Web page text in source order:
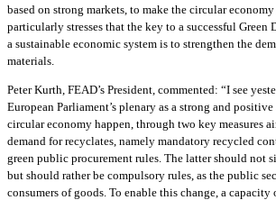
based on strong markets, to make the circular
particularly stresses that the key to a successful Green
a sustainable economic system is to strengthen the
materials.
Peter Kurth, FEAD’s President, commented: “I see
European Parliament’s plenary as a strong and
circular economy happen, through two key measures
demand for recyclates, namely mandatory recycled
green public procurement rules. The latter should not
but should rather be compulsory rules, as the public
consumers of goods. To enable this change, a capacity